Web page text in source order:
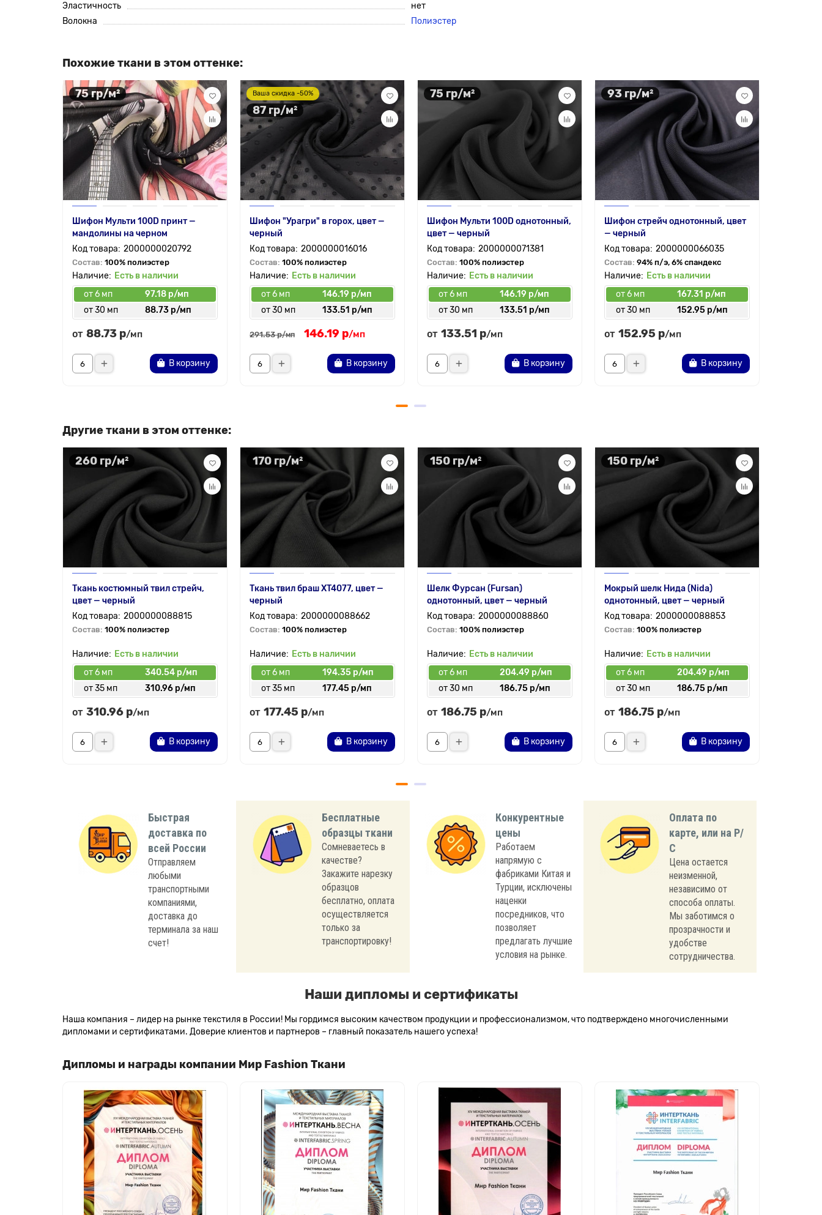
Эластичность
нет
Волокна
Полиэстер
Похожие ткани в этом оттенке:
75 гр/м²
Шифон Мульти 100D принт —
мандолины на черном
2000000020792
Состав: 100% полиэстер
Есть в наличии
от 6 мп
97.18 р/мп
от 30 мп
88.73 р/мп
от 88.73 р/мп
В корзину
Ваша скидка -50%
87 гр/м²
Шифон "Урагри" в горох, цвет —
черный
2000000016016
Состав: 100% полиэстер
Есть в наличии
от 6 мп
146.19 р/мп
от 30 мп
133.51 р/мп
291.53 р/мп 146.19 р/мп
В корзину
75 гр/м²
Шифон Мульти 100D однотонный,
цвет — черный
2000000071381
Состав: 100% полиэстер
Есть в наличии
от 6 мп
146.19 р/мп
от 30 мп
133.51 р/мп
от 133.51 р/мп
В корзину
93 гр/м²
Шифон стрейч однотонный, цвет
— черный
2000000066035
Состав: 94% п/э, 6% спандекс
Есть в наличии
от 6 мп
167.31 р/мп
от 30 мп
152.95 р/мп
от 152.95 р/мп
В корзину
Другие ткани в этом оттенке:
260 гр/м²
Ткань костюмный твил стрейч,
цвет — черный
2000000088815
Состав: 100% полиэстер
Есть в наличии
от 6 мп
340.54 р/мп
от 35 мп
310.96 р/мп
от 310.96 р/мп
В корзину
170 гр/м²
Ткань твил браш XT4077, цвет —
черный
2000000088662
Состав: 100% полиэстер
Есть в наличии
от 6 мп
194.35 р/мп
от 35 мп
177.45 р/мп
от 177.45 р/мп
В корзину
150 гр/м²
Шелк Фурсан (Fursan)
однотонный, цвет — черный
2000000088860
Состав: 100% полиэстер
Есть в наличии
от 6 мп
204.49 р/мп
от 30 мп
186.75 р/мп
от 186.75 р/мп
В корзину
150 гр/м²
Мокрый шелк Нида (Nida)
однотонный, цвет — черный
2000000088853
Состав: 100% полиэстер
Есть в наличии
от 6 мп
204.49 р/мп
от 30 мп
186.75 р/мп
от 186.75 р/мп
В корзину
Быстрая
доставка по
всей России
Отправляем
любыми
транспортными
компаниями,
доставка до
терминала за наш
счет!
Бесплатные
образцы ткани
Сомневаетесь в
качестве?
Закажите нарезку
образцов
бесплатно, оплата
осуществляется
только за
транспортировку!
Конкурентные
цены
Работаем
напрямую с
фабриками Китая и
Турции, исключены
наценки
посредников, что
позволяет
предлагать лучшие
условия на рынке.
Оплата по
карте, или на Р/
С
Цена остается
неизменной,
независимо от
способа оплаты.
Мы заботимся о
прозрачности и
удобстве
сотрудничества.
Наши дипломы и сертификаты
Наша компания – лидер на рынке текстиля в России! Мы гордимся высоким качеством продукции и профессионализмом, что подтверждено многочисленными
дипломами и сертификатами. Доверие клиентов и партнеров – главный показатель нашего успеха!
Дипломы и награды компании Мир Fashion Ткани